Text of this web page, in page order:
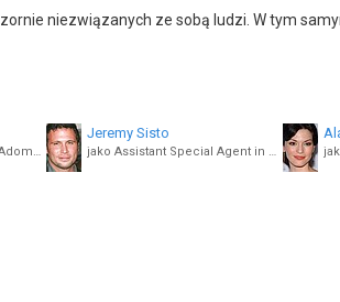
niezwiązanych ze sobą ludzi. W tym
jako Special Agent Omar Adom 'OA' Zidan
Jeremy Sisto
jako Assistant Special Agent in Charge Jubal Valentine